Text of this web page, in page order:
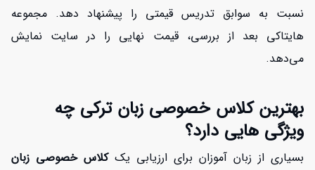
نسبت به سوابق تدریس قیمتی را پیشنهاد دهد. مجموعه
هایتاکی بعد از بررسی، قیمت نهایی را در سایت نمایش
می‌دهد.
بهترین کلاس خصوصی زبان ترکی چه
ویژگی هایی دارد؟
بسیاری از زبان آموزان برای ارزیابی یککلاس خصوصی زبان